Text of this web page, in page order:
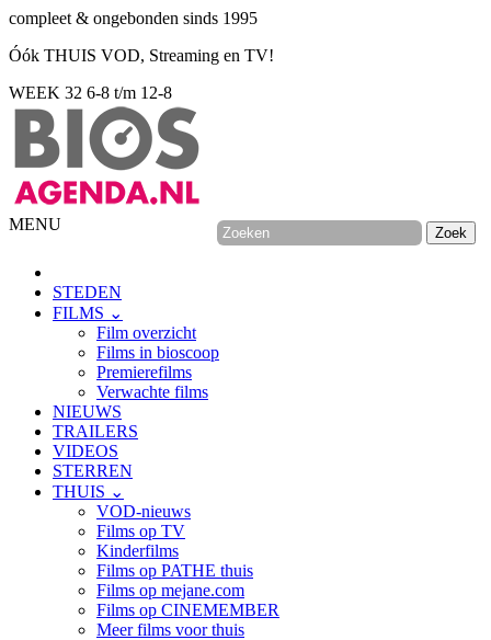
compleet & ongebonden sinds 1995
Óók THUIS VOD, Streaming en TV!
WEEK 32 6-8 t/m 12-8
MENU
STEDEN
FILMS ⌄
Film overzicht
Films in bioscoop
Premierefilms
Verwachte films
NIEUWS
TRAILERS
VIDEOS
STERREN
THUIS ⌄
VOD-nieuws
Films op TV
Kinderfilms
Films op PATHE thuis
Films op mejane.com
Films op CINEMEMBER
Meer films voor thuis